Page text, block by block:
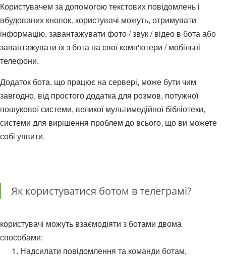
Користувачем за допомогою текстових повідомлень і
вбудованих кнопок. користувачі можуть, отримувати
інформацію, завантажувати фото / звук / відео в бота або
завантажувати їх з бота на свої комп'ютери / мобільні
телефони.
Додаток бота, що працює на сервері, може бути чим
завгодно, від простого додатка для розмов, потужної
пошукової системи, великої мультимедійної бібліотеки,
системи для вирішення проблем до всього, що ви можете
собі уявити.
Як користуватися ботом в телеграмі?
користувачі можуть взаємодіяти з ботами двома
способами:
Надсилати повідомлення та команди ботам,